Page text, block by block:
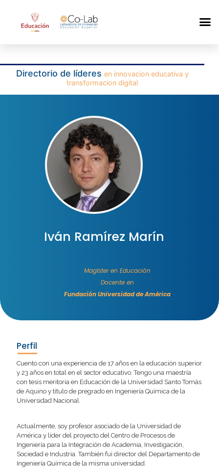
Directorio de líderes en innovacion educativa y
transformacion digital
Iván Ramírez Marín
Magíster en Educación
Docente en
Fundación Universidad de América
Perfil
Cuento con una experiencia de 17 años en la educación superior
y 23 años en total en el sector educativo. Tengo una maestría
con tesis meritoria en Educación de la Universidad Santo Tomás
de Aquino y título de pregrado en Ingeniería Química de la
Universidad Nacional.
Actualmente, soy profesor asociado de la Universidad de
América y líder del proyecto del Centro de Procesos de
Ingeniería para la Integración de Academia, Investigación,
Sociedad e Industria. También fui director del Departamento de
Ingeniería Química de la misma universidad.